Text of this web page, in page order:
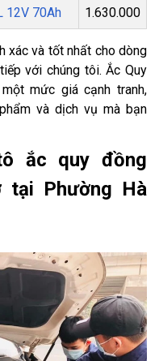
12V 70Ah 1.630.000
xác và tốt nhất cho dòng
với chúng tôi. Ắc Quy
mức giá cạnh tranh,
và dịch vụ mà bạn
ắc quy đồng
tại Phường Hà